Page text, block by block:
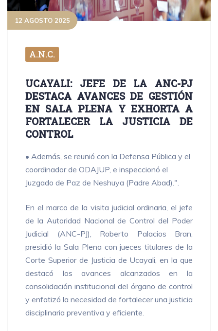
12 AGOSTO 2025
A.N.C.
UCAYALI: JEFE DE LA ANC-PJ
DESTACA AVANCES DE GESTIÓN
EN SALA PLENA Y EXHORTA A
FORTALECER LA JUSTICIA DE
CONTROL
• Además, se reunió con la Defensa Pública y el
coordinador de ODAJUP, e inspeccionó el
Juzgado de Paz de Neshuya (Padre Abad).".
En el marco de la visita judicial ordinaria, el jefe
de la Autoridad Nacional de Control del Poder
Judicial (ANC-PJ), Roberto Palacios Bran,
presidió la Sala Plena con jueces titulares de la
Corte Superior de Justicia de Ucayali, en la que
destacó los avances alcanzados en la
consolidación institucional del órgano de control
y enfatizó la necesidad de fortalecer una justicia
disciplinaria preventiva y eficiente.